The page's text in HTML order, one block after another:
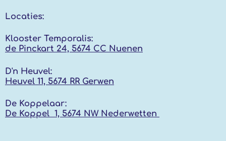
Locaties:
Klooster Temporalis:
de Pinckart 24, 5674 CC Nuenen
D'n Heuvel:
Heuvel 11, 5674 RR Gerwen
De Koppelaar:
De Koppel 1, 5674 NW Nederwetten